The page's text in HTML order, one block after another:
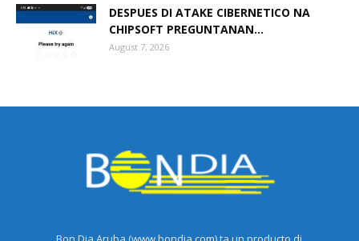
DESPUES DI ATAKE CIBERNETICO NA
CHIPSOFT PREGUNTANAN...
August 7, 2026